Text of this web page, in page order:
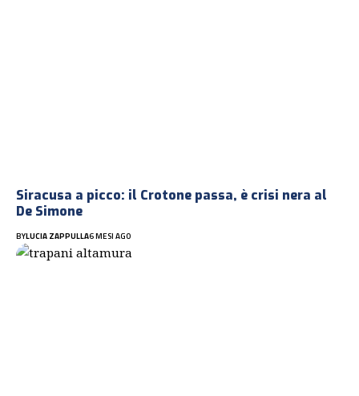
Siracusa a picco: il Crotone passa, è crisi nera al
De Simone
BYLUCIA ZAPPULLA6 MESI AGO